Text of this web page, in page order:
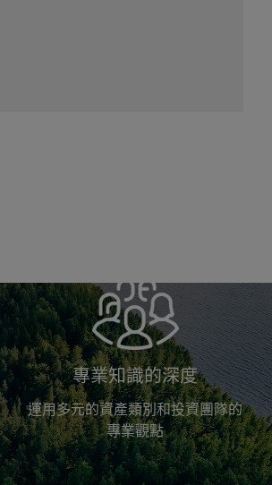
專業知識的深度
運用多元的資產類別和投資團隊的
專業觀點